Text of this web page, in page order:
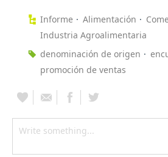
Informe Alimentación
Industria Agroalimentaria
denominación de origen
promoción de ventas